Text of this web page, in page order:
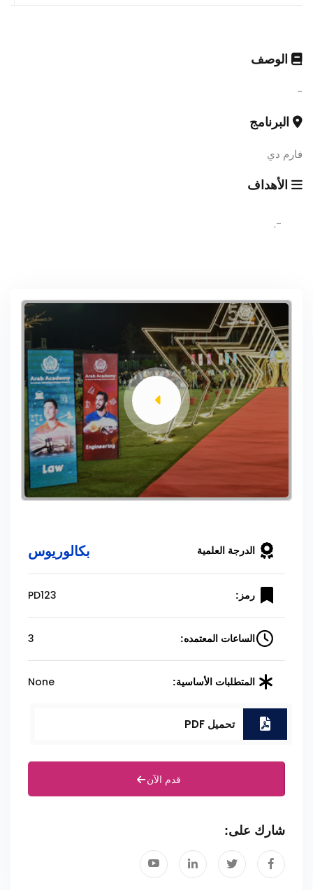
الوصف
-
البرنامج
فارم دي
الأهداف
-.
الدرجة العلمية بكالوريوس
رمز: PD123
الساعات المعتمده: 3
المتطلبات الأساسية: None
تحميل PDF
قدم الآن
شارك على: